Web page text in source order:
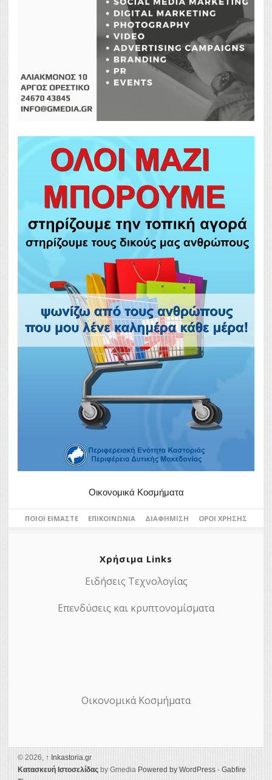
Οικονομικά Κοσμήματα
ΠΟΙΟΙ ΕΊΜΑΣΤΕ ΕΠΙΚΟΙΝΩΝΊΑ ΔΙΑΦΉΜΙΣΗ ΌΡΟΙ ΧΡΉΣΗΣ
Χρήσιμα Links
Ειδήσεις Τεχνολογίας
Επενδύσεις και κρυπτονομίσματα
Οικονομικά Κοσμήματα
© 2026, ↑ Ιnkastoria.gr
Κατασκευή Ιστοσελίδας by Gmedia Powered by WordPress - Gabfire